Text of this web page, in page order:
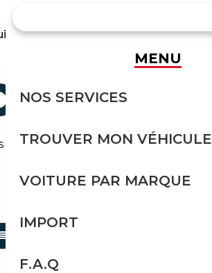
effort avec Courtage Auto.
TRIER PAR
MENU
NOS SERVICES
TROUVER MON VÉHICULE
VOITURE PAR MARQUE
IMPORT
F.A.Q